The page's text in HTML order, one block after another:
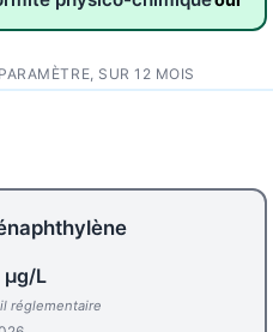
SUR 12 MOIS
L
réglementaire